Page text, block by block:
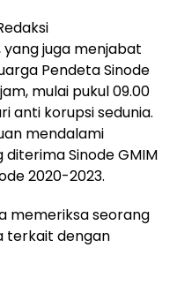
yang juga menjabat
Pendeta Sinode
mulai pukul 09.00
anti korupsi sedunia.
mendalami
Sinode GMIM
2020-2023.
memeriksa seorang
terkait dengan